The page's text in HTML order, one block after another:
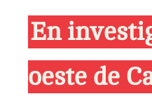
En
oeste de